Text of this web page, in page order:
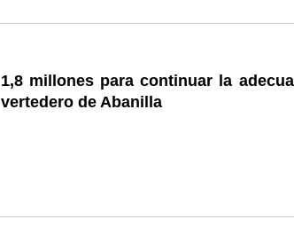
1,8 millones para continuar la
vertedero de Abanilla